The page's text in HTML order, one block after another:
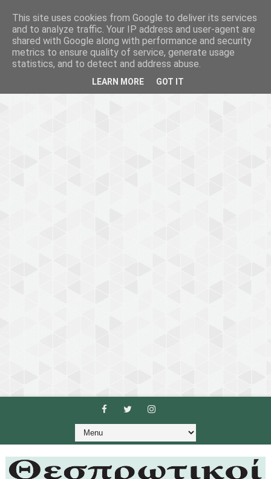
This site uses cookies from Google to deliver its services
and to analyze traffic. Your IP address and user-agent are
shared with Google along with performance and security
metrics to ensure quality of service, generate usage
statistics, and to detect and address abuse.
LEARN MORE GOT IT